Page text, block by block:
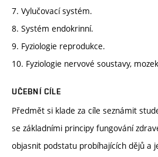
7. Vylučovací systém.
8. Systém endokrinní.
9. Fyziologie reprodukce.
10. Fyziologie nervové soustavy,
UČEBNÍ CÍLE
Předmět si klade za cíle seznámit
se základními principy fungování
objasnit podstatu probíhajících dějů a